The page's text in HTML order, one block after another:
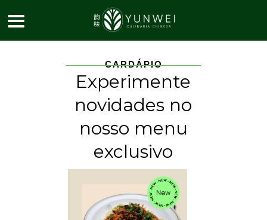
para
o
CARDÁPIO
Experimente
novidades no
nosso menu
exclusivo